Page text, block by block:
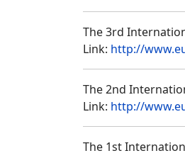
The 3rd
Link: http://
The 2nd
Link: http://
The 1st